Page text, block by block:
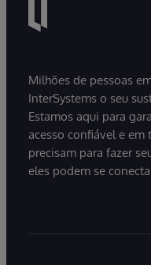
Milhões de pessoas
InterSystems o seu
Estamos aqui para
acesso confiável e em
precisam para fazer
eles podem se